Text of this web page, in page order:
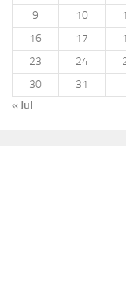
9
10
16
17
23
24
30
31
« Jul